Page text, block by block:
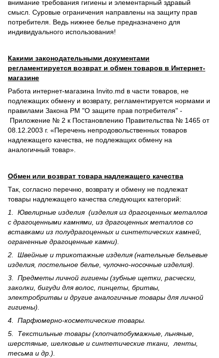
внимание требования гигиены и элементарный здравый
смысл. Суровые ограничения направлены на защиту прав
потребителя. Ведь нижнее белье предназначено для
индивидуального использования!
Какими законодательными документами
регламентируется возврат и обмен товаров в Интернет-
магазине
Работа интернет-магазина Invito.md в части товаров, не
подлежащих обмену и возврату, регламентируется нормами и
правилами Закона РМ "О защите прав потребителя" -
Приложение № 2 к Постановлению Правительства № 1465 от
08.12.2003 г. «Перечень непродовольственных товаров
надлежащего качества, не подлежащих обмену на
аналогичный товар».
Обмен или возврат товара надлежащего качества
Так, согласно перечню, возврату и обмену не подлежат
товары надлежащего качества следующих категорий:
1. Ювелирные изделия (изделия из драгоценных металлов
с драгоценными камнями, из драгоценных металлов со
вставками из полудрагоценных и синте­тических камней,
ограненные драгоценные камни).
2. Швейные и трикотажные изделия (нательные бельевые
изделия, постельное белье, чулочно-носочные изделия).
3. Предметы личной гигиены (зубные щетки, расчески,
заколки, бигуди для волос, пинцеты, бритвы,
электробритвы и другие аналогичные товары для личной
гигиены).
4. Парфюмерно-косметические товары.
5. Текстильные товары (хлопчатобумажные, льняные,
шерс­тя­ные, шелковые и синтетические ткани, ленты,
тесьма и др.).